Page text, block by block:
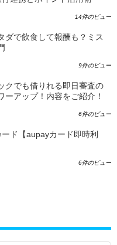
14件のビュー
ダで飲食して報酬も？ミス
9件のビュー
クでも借りれる即日審査の
ーアップ！内容をご紹介！
6件のビュー
ド【aupayカード即時利
6件のビュー